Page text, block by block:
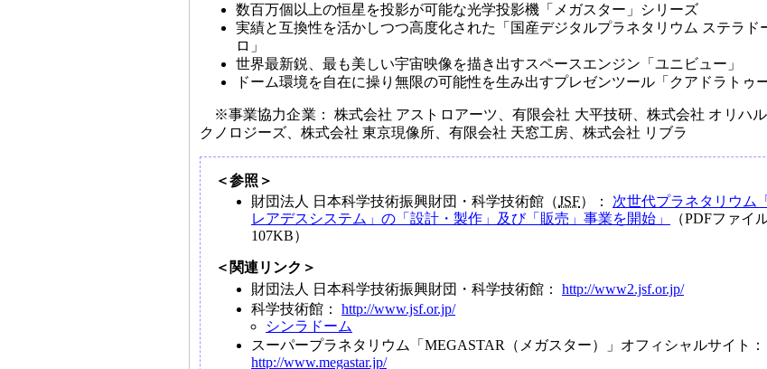
数百万個以上の恒星を投影が可能な光学投影機「メガスター」シリーズ
実績と互換性を活かしつつ高度化された「国産デジタルプラネタリウム ステラド
ロ」
世界最新鋭、最も美しい宇宙映像を描き出すスペースエンジン「ユニビュー」
ドーム環境を自在に操り無限の可能性を生み出すプレゼンツール「クアドラトゥー
※事業協力企業： 株式会社 アストロアーツ、有限会社 大平技研、株式会社 オリハ
クノロジーズ、株式会社 東京現像所、有限会社 天窓工房、株式会社 リブラ
＜参照＞
財団法人 日本科学技術振興財団・科学技術館（JSF）： 次世代プラネタリウム
レアデスシステム」の「設計・製作」及び「販売」事業を開始」
（PDFファイ
107KB）
＜関連リンク＞
財団法人 日本科学技術振興財団・科学技術館： http://www2.jsf.or.jp/
科学技術館： http://www.jsf.or.jp/
シンラドーム
スーパープラネタリウム「MEGASTAR（メガスター）」オフィシャルサイト：
http://www.megastar.jp/